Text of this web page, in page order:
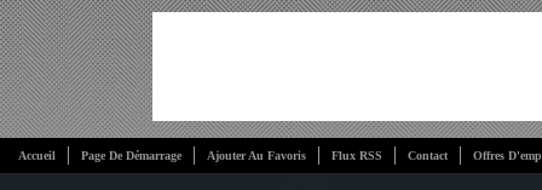
Accueil Page De Démarrage Ajouter Au Favoris Flux RSS Contact Offres